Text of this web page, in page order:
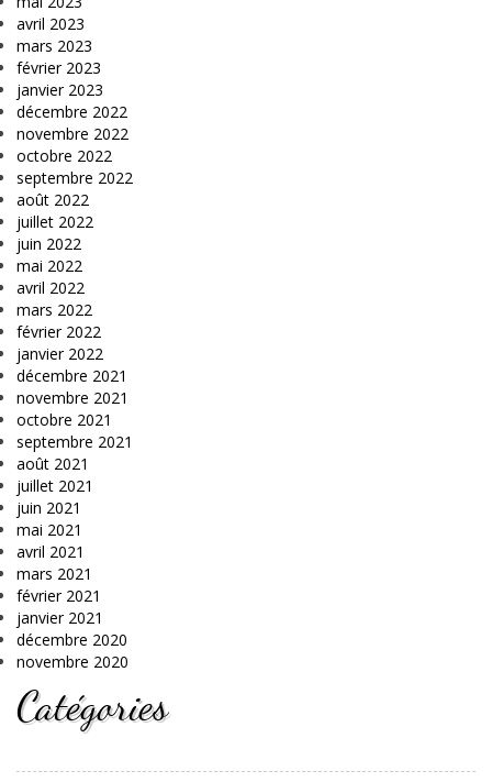
avril 2023
mars 2023
février 2023
janvier 2023
décembre 2022
novembre 2022
octobre 2022
septembre 2022
août 2022
juillet 2022
juin 2022
mai 2022
avril 2022
mars 2022
février 2022
janvier 2022
décembre 2021
novembre 2021
octobre 2021
septembre 2021
août 2021
juillet 2021
juin 2021
mai 2021
avril 2021
mars 2021
février 2021
janvier 2021
décembre 2020
novembre 2020
Catégories